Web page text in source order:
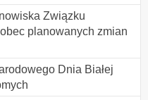
Związku
planowanych zmian
Dnia Białej